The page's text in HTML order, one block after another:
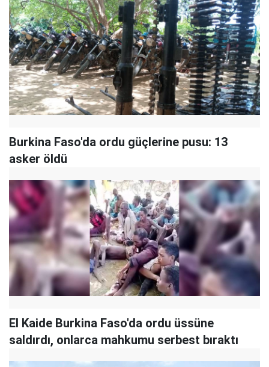
Burkina Faso'da ordu güçlerine pusu: 13
asker öldü
El Kaide Burkina Faso'da ordu üssüne
saldırdı, onlarca mahkumu serbest bıraktı